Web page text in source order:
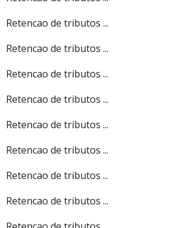
Retencao de tributos ...
Retencao de tributos ...
Retencao de tributos ...
Retencao de tributos ...
Retencao de tributos ...
Retencao de tributos ...
Retencao de tributos ...
Retencao de tributos ...